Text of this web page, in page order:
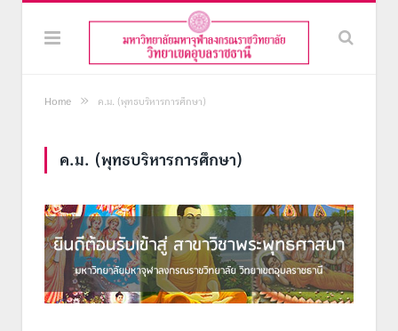
Home » ค.ม. (พุทธบริหารการศึกษา)
ค.ม. (พุทธบริหารการศึกษา)